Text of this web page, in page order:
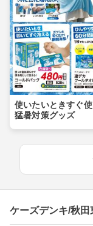
使いたいときすぐ使
猛暑対策グッズ
ケーズデンキ/秋